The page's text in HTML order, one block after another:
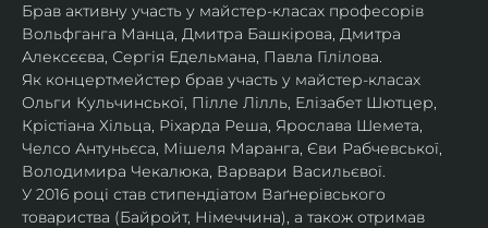
Брав активну участь у майстер-класах професорів
Вольфганга Манца, Дмитра Башкірова, Дмитра
Алексєєва, Сергія Едельмана, Павла Гілілова.
Як концертмейстер брав участь у майстер-класах
Ольги Кульчинської, Пілле Лілль, Елізабет Шютцер,
Крістіана Хільца, Ріхарда Реша, Ярослава Шемета,
Челсо Антуньєса, Мішеля Маранга, Єви Рабчевської,
Володимира Чекалюка, Варвари Васильєвої.
У 2016 році став стипендіатом Ваґнерівського
товариства (Байройт, Німеччина), а також отримав